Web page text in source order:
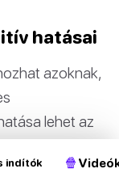
hatásai
azoknak,
lehet az
indítók 🍿